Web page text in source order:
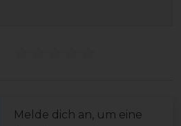
Melde dich an, um eine